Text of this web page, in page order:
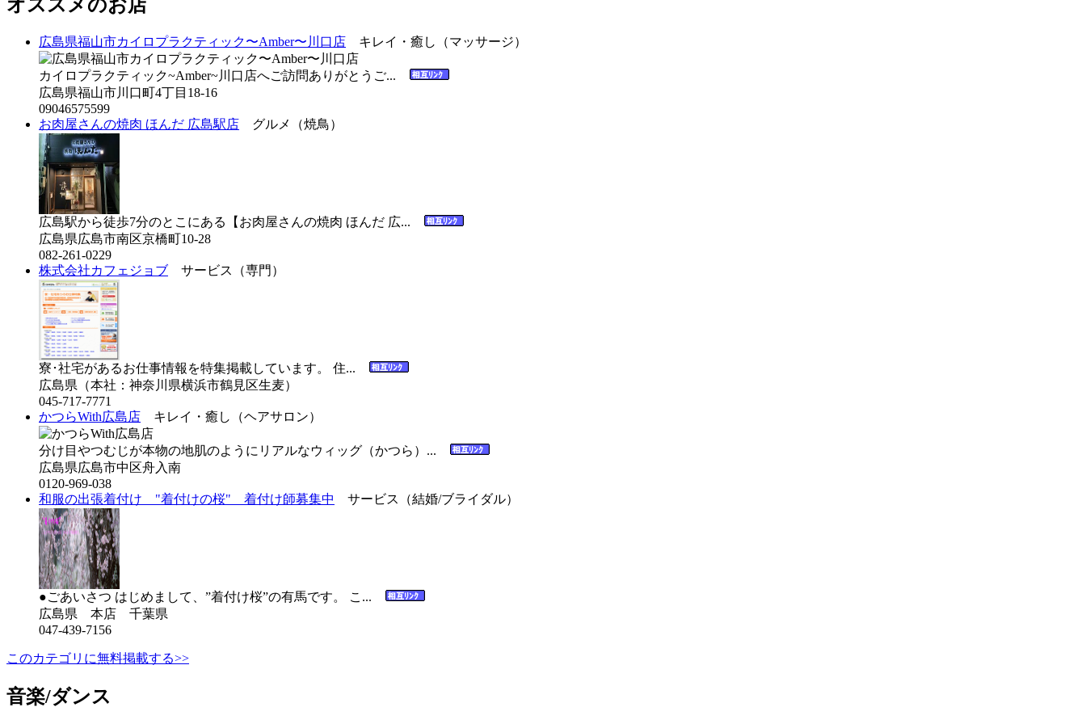
オススメのお店
広島県福山市カイロプラクティック〜Amber〜川口店 キレイ・癒し（マッサージ）
カイロプラクティック~Amber~川口店へご訪問ありがとうご...
広島県福山市川口町4丁目18-16
09046575599
お肉屋さんの焼肉 ほんだ 広島駅店 グルメ（焼鳥）
広島駅から徒歩7分のとこにある【お肉屋さんの焼肉 ほんだ 広...
広島県広島市南区京橋町10-28
082-261-0229
株式会社カフェジョブ サービス（専門）
寮･社宅があるお仕事情報を特集掲載しています。 住...
広島県（本社：神奈川県横浜市鶴見区生麦）
045-717-7771
かつらWith広島店 キレイ・癒し（ヘアサロン）
分け目やつむじが本物の地肌のようにリアルなウィッグ（かつら）...
広島県広島市中区舟入南
0120-969-038
和服の出張着付け "着付けの桜" 着付け師募集中
サービス（結婚/ブライダル）
●ごあいさつ はじめまして、”着付け桜”の有馬です。 こ...
広島県 本店 千葉県
047-439-7156
このカテゴリに無料掲載する>>
音楽/ダンス